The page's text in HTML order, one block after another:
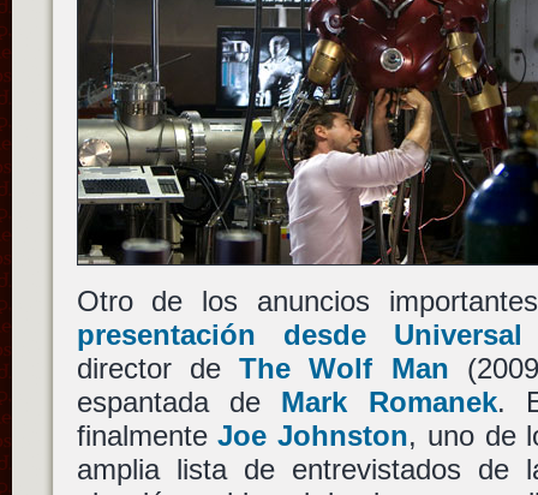
Otro de los anuncios
presentación desde Universal
director deThe Wolf Man
espantada de Mark Romanek.
finalmenteJoe Johnston, uno de
amplia lista de entrevistados de